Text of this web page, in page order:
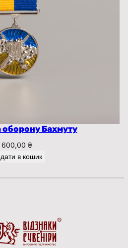
оборону Бахмуту
600,00 ₴
в кошик